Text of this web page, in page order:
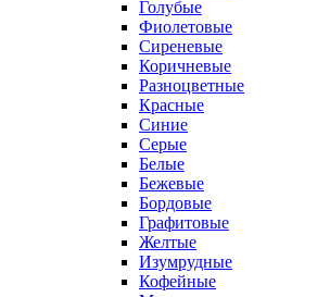
Голубые
Фиолетовые
Сиреневые
Коричневые
Разноцветные
Красные
Синие
Серые
Белые
Бежевые
Бордовые
Графитовые
Желтые
Изумрудные
Кофейные